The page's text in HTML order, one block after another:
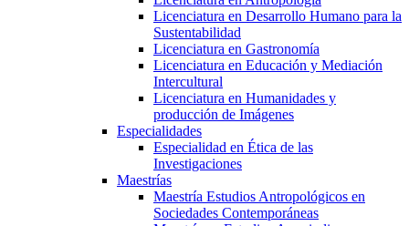
Licenciatura en Desarrollo Humano para la
Sustentabilidad
Licenciatura en Gastronomía
Licenciatura en Educación y Mediación
Intercultural
Licenciatura en Humanidades y
producción de Imágenes
Especialidades
Especialidad en Ética de las
Investigaciones
Maestrías
Maestría Estudios Antropológicos en
Sociedades Contemporáneas